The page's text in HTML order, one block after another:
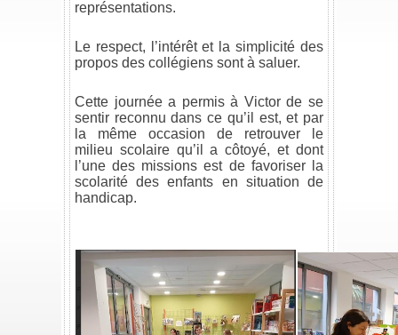
représentations.
Le respect, l’intérêt et la simplicité des
propos des collégiens sont à saluer.
Cette journée a permis à Victor de se
sentir reconnu dans ce qu’il est, et par
la même occasion de retrouver le
milieu scolaire qu’il a côtoyé, et dont
l’une des missions est de favoriser la
scolarité des enfants en situation de
handicap.